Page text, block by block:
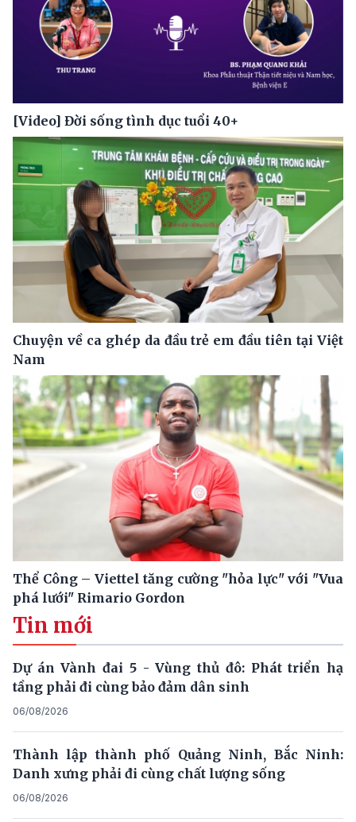
[Video] Đời sống tình dục tuổi 40+
Chuyện về ca ghép da đầu trẻ em đầu tiên tại Việt
Nam
Thể Công – Viettel tăng cường "hỏa lực" với "Vua
phá lưới" Rimario Gordon
Tin mới
Dự án Vành đai 5 - Vùng thủ đô: Phát triển hạ
tầng phải đi cùng bảo đảm dân sinh
06/08/2026
Thành lập thành phố Quảng Ninh, Bắc Ninh:
Danh xưng phải đi cùng chất lượng sống
06/08/2026